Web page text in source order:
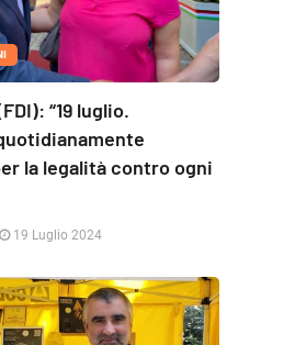
“19 luglio.
la legalità contro ogni
19 Luglio 2024